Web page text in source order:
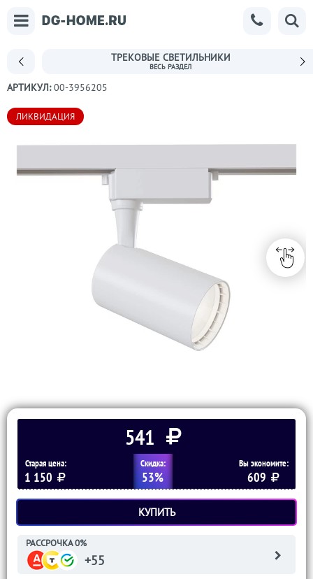
ТРЕКОВЫЕ СВЕТИЛЬНИКИ
АРТИКУЛ:00-3956205
ЛИКВИДАЦИЯ
541
Старая цена:
1 150
Скидка:
53%
Вы экономите:
609
КУПИТЬ
РАССРОЧКА 0%
+55